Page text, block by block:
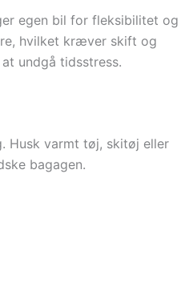
egen bil for fleksibilitet og
hvilket kræver skift og
undgå tidsstress.
Husk varmt tøj, skitøj eller
bagagen.